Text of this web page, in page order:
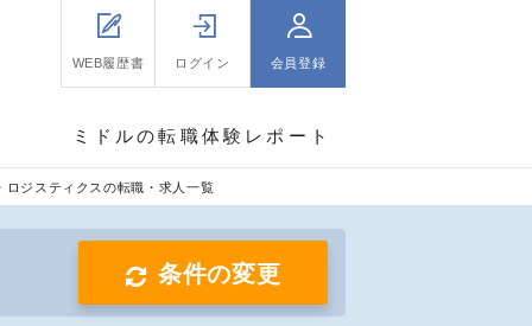
WEB履歴書 ログイン 会員登録
ミドルの転職体験レポート
ロジスティクスの転職・求人一覧
条件の変更